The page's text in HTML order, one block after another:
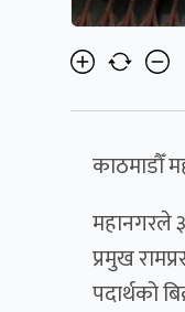
काठमाडौँ
महानगरले
प्रमुख
पदार्थको